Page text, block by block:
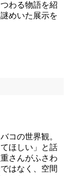
わる物語を紹
めいた展示を
コの世界観。
ほしい」と話
さんがふさわ
はなく、空間